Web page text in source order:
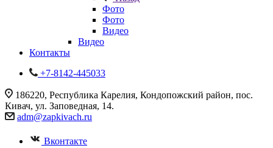
Фото
Фото
Видео
Видео
Контакты
+7-8142-445033
186220, Республика Карелия, Кондопожский район, пос.
Кивач, ул. Заповедная, 14.
adm@zapkivach.ru
Вконтакте